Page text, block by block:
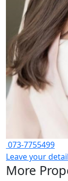
073-7755499
Leave your
More